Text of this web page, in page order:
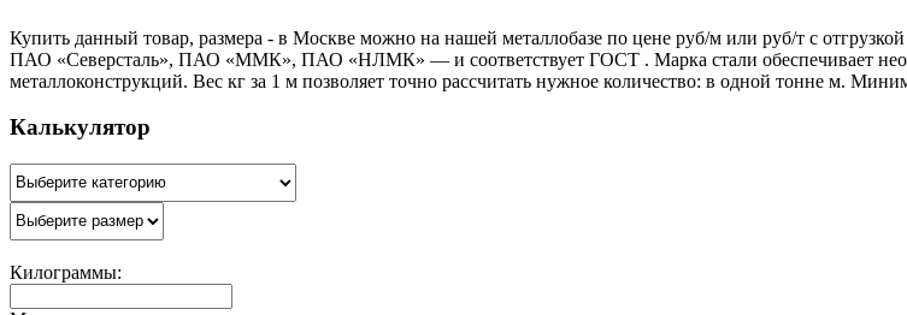
Купить данный товар, размера - в Москве можно на нашей металлобазе по цене руб/м или руб/т с
ПАО «Северсталь», ПАО «ММК», ПАО «НЛМК» — и соответствует ГОСТ . Марка стали обеспечивает
металлоконструкций. Вес кг за 1 м позволяет точно рассчитать нужное количество: в одной тонне м.
Калькулятор
Килограммы: